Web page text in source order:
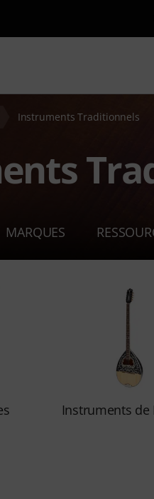
Instruments Traditionnels
MARQUES
Instruments de